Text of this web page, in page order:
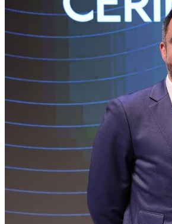
Internacional